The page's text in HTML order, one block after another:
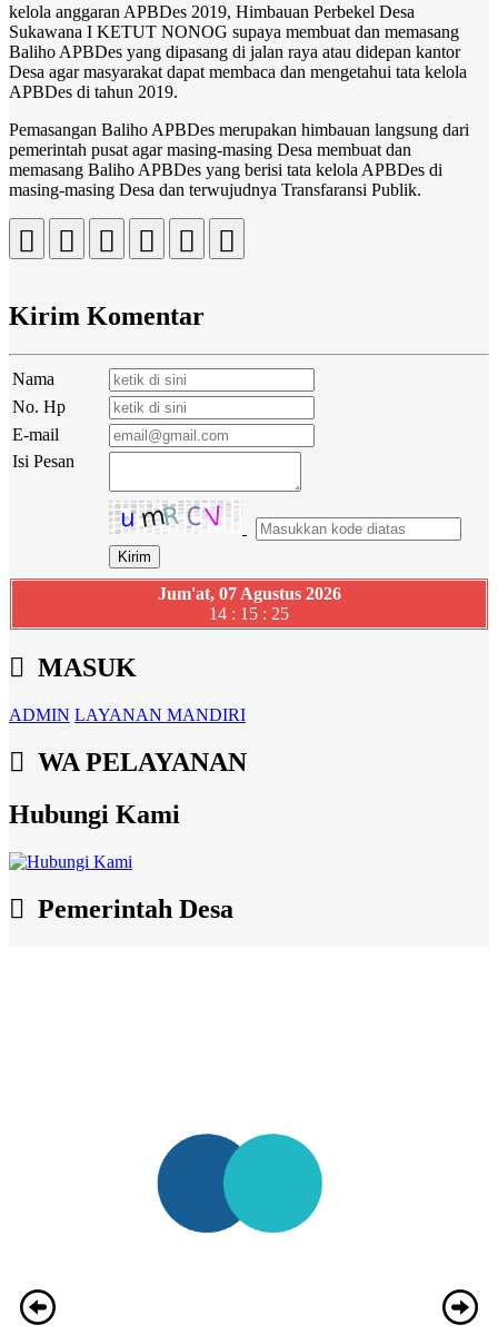
kelola anggaran APBDes 2019, Himbauan Perbekel Desa
Sukawana I KETUT NONOG supaya membuat dan memasang
Baliho APBDes yang dipasang di jalan raya atau didepan kantor
Desa agar masyarakat dapat membaca dan mengetahui tata kelola
APBDes di tahun 2019.
Pemasangan Baliho APBDes merupakan himbauan langsung dari
pemerintah pusat agar masing-masing Desa membuat dan
memasang Baliho APBDes yang berisi tata kelola APBDes di
masing-masing Desa dan terwujudnya Transfaransi Publik.
Kirim Komentar
Nama
No. Hp
E-mail
Isi Pesan
Jum'at, 07 Agustus 2026
14 : 15 : 26
MASUK
ADMIN LAYANAN MANDIRI
WA PELAYANAN
Hubungi Kami
Pemerintah Desa